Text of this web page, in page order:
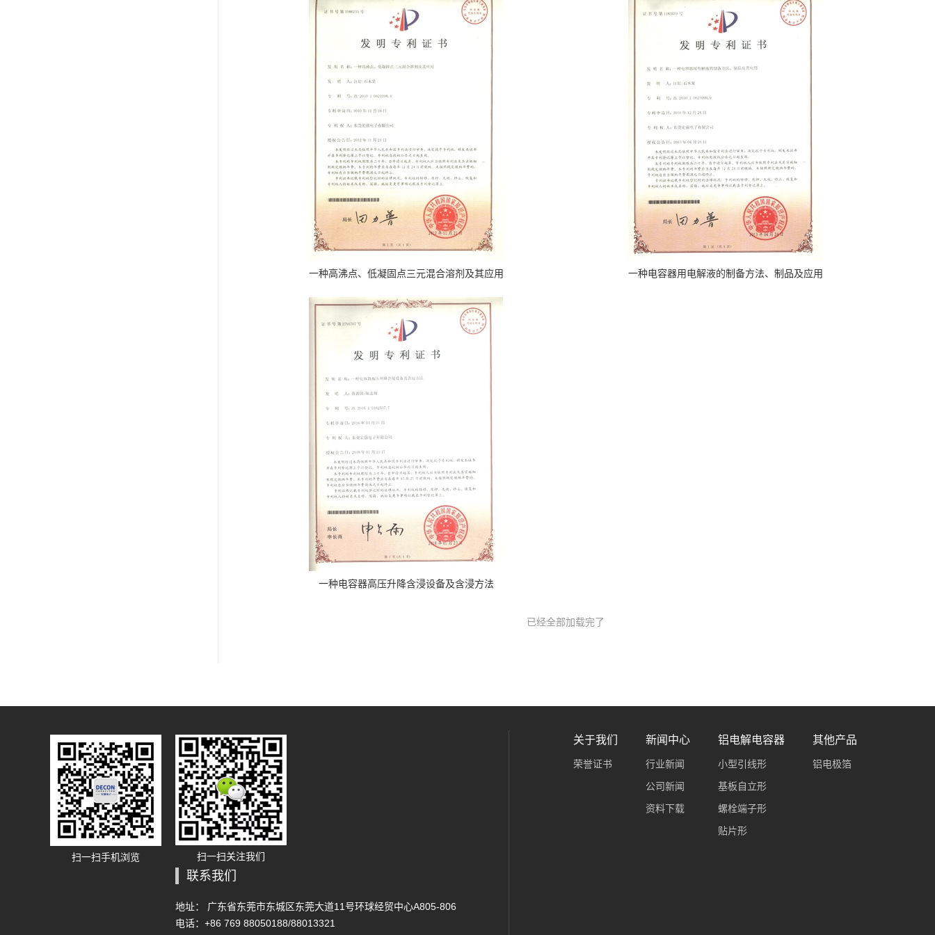
一种高沸点、低凝固点三元混合溶剂及其应用 一种电容器用电解液的制备方法、制品及应用
一种电容器高压升降含浸设备及含浸方法
已经全部加载完了
扫一扫手机浏览 扫一扫关注我们
联系我们
地址： 广东省东莞市东城区东莞大道11号环球经贸中心A805-806
电话：+86 769 88050188/88013321
其他产品
铝电极箔
铝电解电容器
小型引线形
基板自立形
螺栓端子形
贴片形
新闻中心
行业新闻
公司新闻
资料下载
关于我们
荣誉证书